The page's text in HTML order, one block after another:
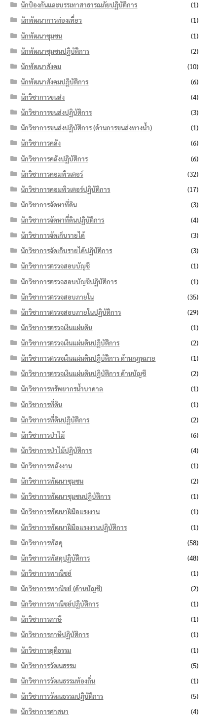
นักป้องกันและบรรเทาสาธารณภัยปฏิบัติการ
(1)
นักพัฒนาการท่องเที่ยว
(1)
นักพัฒนาชุมชน
(1)
นักพัฒนาชุมชนปฏิบัติการ
(2)
นักพัฒนาสังคม
(10)
นักพัฒนาสังคมปฏิบัติการ
(6)
นักวิชาการขนส่ง
(4)
นักวิชาการขนส่งปฏิบัติการ
(3)
นักวิชาการขนส่งปฏิบัติการ (ด้านการขนส่งทางน้ำ)
(1)
นักวิชาการคลัง
(6)
นักวิชาการคลังปฏิบัติการ
(6)
นักวิชาการคอมพิวเตอร์
(32)
นักวิชาการคอมพิวเตอร์ปฏิบัติการ
(17)
นักวิชาการจัดหาที่ดิน
(3)
นักวิชาการจัดหาที่ดินปฏิบัติการ
(4)
นักวิชาการจัดเก็บรายได้
(3)
นักวิชาการจัดเก็บรายได้ปฏิบัติการ
(3)
นักวิชาการตรวจสอบบัญชี
(1)
นักวิชาการตรวจสอบบัญชีปฏิบัติการ
(1)
นักวิชาการตรวจสอบภายใน
(35)
นักวิชาการตรวจสอบภายในปฏิบัติการ
(29)
นักวิชาการตรวจเงินแผ่นดิน
(1)
นักวิชาการตรวจเงินแผ่นดินปฏิบัติการ
(2)
นักวิชาการตรวจเงินแผ่นดินปฏิบัติการ ด้านกฎหมาย
(1)
นักวิชาการตรวจเงินแผ่นดินปฏิบัติการ ด้านบัญชี
(2)
นักวิชาการทรัพยากรน้ำบาดาล
(1)
นักวิชาการที่ดิน
(1)
นักวิชาการที่ดินปฏิบัติการ
(2)
นักวิชาการป่าไม้
(6)
นักวิชาการป่าไม้ปฏิบัติการ
(4)
นักวิชาการพลังงาน
(1)
นักวิชาการพัฒนาชุมชน
(2)
นักวิชาการพัฒนาชุมชนปฏิบัติการ
(1)
นักวิชาการพัฒนาฝีมือแรงงาน
(1)
นักวิชาการพัฒนาฝีมือแรงงานปฏิบัติการ
(1)
นักวิชาการพัสดุ
(58)
นักวิชาการพัสดุปฏิบัติการ
(48)
นักวิชาการพาณิชย์
(1)
นักวิชาการพาณิชย์ (ด้านบัญชี)
(2)
นักวิชาการพาณิชย์ปฏิบัติการ
(1)
นักวิชาการภาษี
(1)
นักวิชาการภาษีปฏิบัติการ
(1)
นักวิชาการยุติธรรม
(1)
นักวิชาการวัฒนธรรม
(5)
นักวิชาการวัฒนธรรมท้องถิ่น
(1)
นักวิชาการวัฒนธรรมปฏิบัติการ
(5)
นักวิชาการศาสนา
(4)